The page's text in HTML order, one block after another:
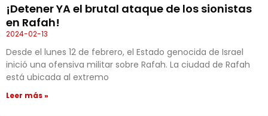
¡Detener YA el brutal ataque de los sionistas
en Rafah!
2024-02-13
Desde el lunes 12 de febrero, el Estado genocida de Israel
inició una ofensiva militar sobre Rafah. La ciudad de Rafah
está ubicada al extremo
Leer más »